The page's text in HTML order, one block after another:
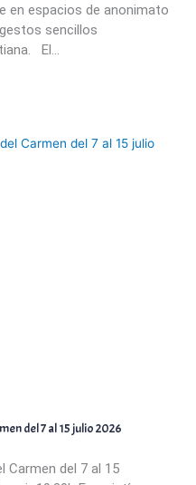
en espacios de anonimato
sencillos
El
del 7 al 15 julio 2026
Carmen del 7 al 15